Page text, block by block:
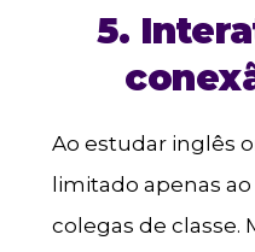
5.
Ao estudar inglês
limitado apenas
colegas de classe.